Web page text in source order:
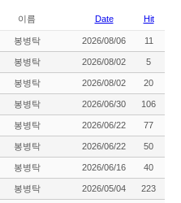
이름 Date Hit
봉병탁 2026/08/06 11
봉병탁 2026/08/02 5
봉병탁 2026/08/02 20
봉병탁 2026/06/30 106
봉병탁 2026/06/22 77
봉병탁 2026/06/22 50
봉병탁 2026/06/16 40
봉병탁 2026/05/04 223